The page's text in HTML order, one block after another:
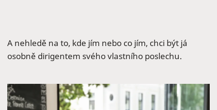
A nehledě na to, kde jím nebo co jím, chci být já
osobně dirigentem svého vlastního poslechu.